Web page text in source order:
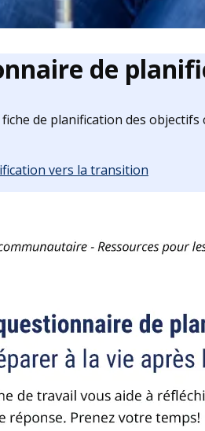
de
de planification des
vers la transition